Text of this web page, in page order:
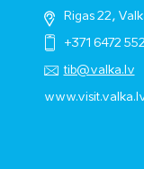
Rigas 22,
+371 6472
tib@valka.lv
www.